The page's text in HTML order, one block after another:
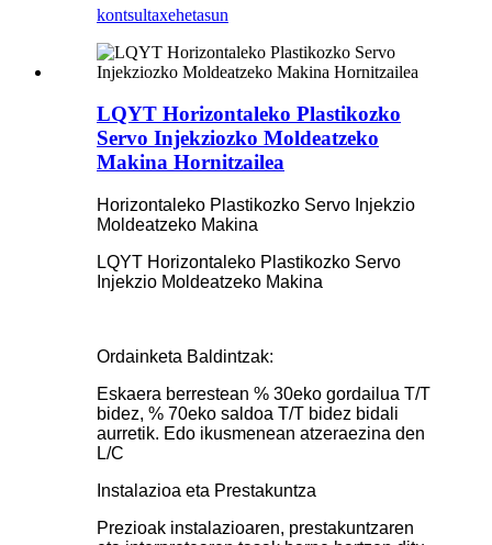
kontsultaxehetasun
LQYT Horizontaleko Plastikozko
Servo Injekziozko Moldeatzeko
Makina Hornitzailea
Horizontaleko Plastikozko Servo Injekzio
Moldeatzeko Makina
LQYT Horizontaleko Plastikozko Servo
Injekzio Moldeatzeko Makina
Ordainketa Baldintzak:
Eskaera berrestean % 30eko gordailua T/T
bidez, % 70eko saldoa T/T bidez bidali
aurretik. Edo ikusmenean atzeraezina den
L/C
Instalazioa eta Prestakuntza
Prezioak instalazioaren, prestakuntzaren